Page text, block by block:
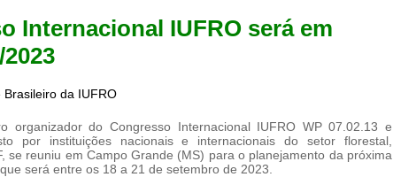
Internacional IUFRO será em
organizador do Congresso Internacional IUFRO WP 07.02.13 e
por instituições nacionais e internacionais do setor florestal,
se reuniu em Campo Grande (MS) para o planejamento da próxima
será entre os 18 a 21 de setembro de 2023.